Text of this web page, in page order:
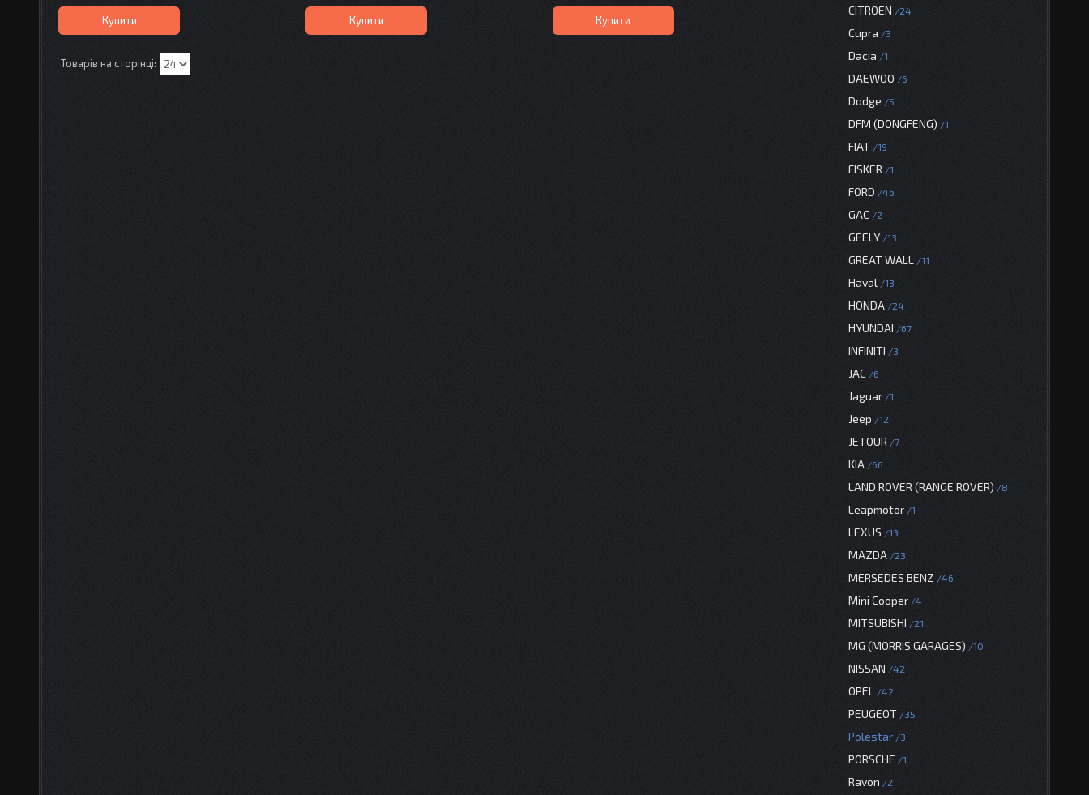
Купити Купити Купити
CITROEN 24
Cupra 3
Dacia 1
DAEWOO 6
Dodge 5
DFM (DONGFENG) 1
FIAT 19
FISKER 1
FORD 46
GAC 2
GEELY 13
GREAT WALL 11
Haval 13
HONDA 24
HYUNDAI 67
INFINITI 3
JAC 6
Jaguar 1
Jeep 12
JETOUR 7
KIA 66
LAND ROVER (RANGE ROVER) 8
Leapmotor 1
LEXUS 13
MAZDA 23
MERSEDES BENZ 46
Mini Cooper 4
MITSUBISHI 21
MG (MORRIS GARAGES) 10
NISSAN 42
OPEL 42
PEUGEOT 35
Polestar 3
PORSCHE 1
Ravon 2